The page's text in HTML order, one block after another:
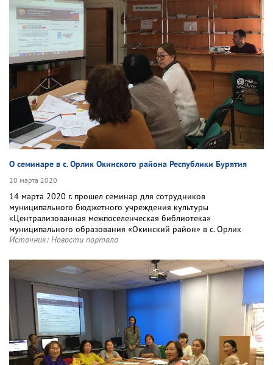
О семинаре в с. Орлик Окинского района Республики Бурятия
20 марта 2020
14 марта 2020 г. прошел семинар для сотрудников
муниципального бюджетного учреждения культуры
«Централизованная межпоселенческая библиотека»
муниципального образования «Окинский район» в с. Орлик
Источник: Новости портала